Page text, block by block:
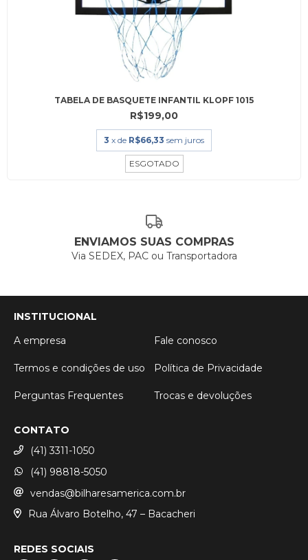
TABELA DE BASQUETE INFANTIL KLOPF 1015
R$199,00
3 x de R$66,33 sem juros
ESGOTADO
ENVIAMOS SUAS COMPRAS
Via SEDEX, PAC ou Transportadora
INSTITUCIONAL
A empresa
Fale conosco
Termos e condições de uso Política de Privacidade
Perguntas Frequentes Trocas e devoluções
CONTATO
(41) 3311-1050
(41) 98818-5050
vendas@bilharesamerica.com.br
Rua Álvaro Botelho, 47 – Bacacheri
REDES SOCIAIS